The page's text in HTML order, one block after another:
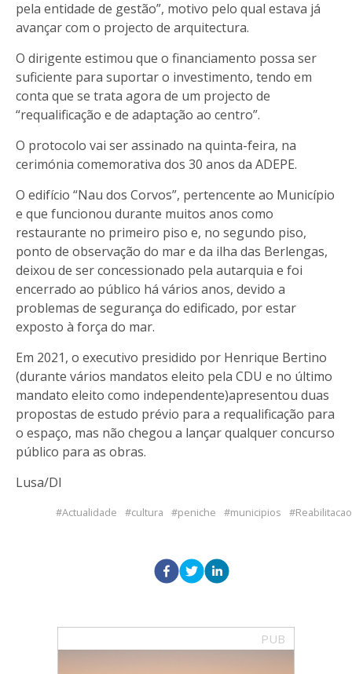
pela entidade de gestão”, motivo pelo qual estava já
avançar com o projecto de arquitectura.
O dirigente estimou que o financiamento possa ser
suficiente para suportar o investimento, tendo em
conta que se trata agora de um projecto de
“requalificação e de adaptação ao centro”.
O protocolo vai ser assinado na quinta-feira, na
cerimónia comemorativa dos 30 anos da ADEPE.
O edifício “Nau dos Corvos”, pertencente ao Município
e que funcionou durante muitos anos como
restaurante no primeiro piso e, no segundo piso,
ponto de observação do mar e da ilha das Berlengas,
deixou de ser concessionado pela autarquia e foi
encerrado ao público há vários anos, devido a
problemas de segurança do edificado, por estar
exposto à força do mar.
Em 2021, o executivo presidido por Henrique Bertino
(durante vários mandatos eleito pela CDU e no último
mandato eleito como independente)apresentou duas
propostas de estudo prévio para a requalificação para
o espaço, mas não chegou a lançar qualquer concurso
público para as obras.
Lusa/DI
Actualidade cultura peniche municipios Reabilitacao
PUB